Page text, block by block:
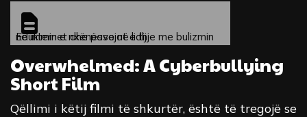
Edukimin e nxënësve në lidhje me bulizmin në internet dhe pasojat e tij
Overwhelmed: A Cyberbullying
Short Film
Qëllimi i këtij filmi të shkurtër, është të tregojë se